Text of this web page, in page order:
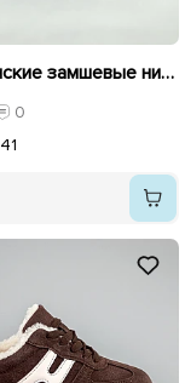
Кеды женские замшевые низкие на меху 593530 Черные
0
41